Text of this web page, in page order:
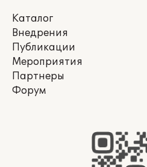
Каталог
Внедрения
Публикации
Мероприятия
Партнеры
Форум